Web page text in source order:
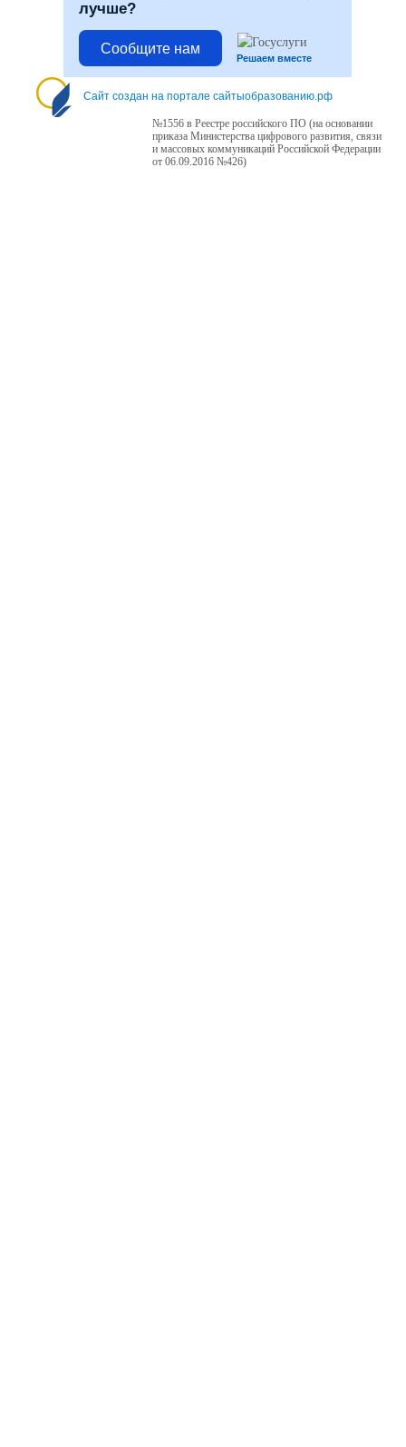
лучше?
Сообщите нам
Решаем вместе
Сайт создан на портале сайтыобразованию.рф
№1556 в Реестре российского ПО (на основании
приказа Министерства цифрового развития, связи
и массовых коммуникаций Российской Федерации
от 06.09.2016 №426)